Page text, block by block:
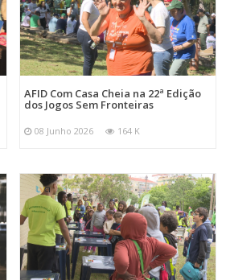
AFID Com Casa Cheia na 22ª Edição
dos Jogos Sem Fronteiras
08 Junho 2026 164 K